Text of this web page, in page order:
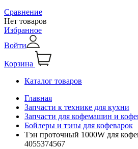
Сравнение
Нет товаров
Избранное
Войти
Корзина
Каталог товаров
Главная
Запчасти к технике для кухни
Запчасти для кофемашин и
Бойлеры и тэны для кофеварок
Тэн проточный 1000W для
4055374567